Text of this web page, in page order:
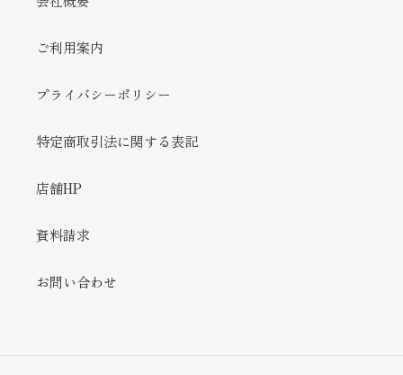
ご利用案内
プライバシーポリシー
特定商取引法に関する表記
店舗HP
資料請求
お問い合わせ